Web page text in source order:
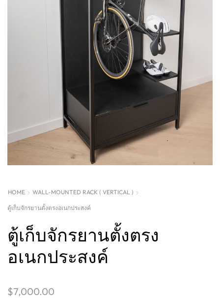
HOME WALL-MOUNTED RACK ( VERTICAL )
ตู้เก็บจักรยานตั้งตรงอเนกประสงค์
ตู้เก็บจักรยานตั้งตรง
อเนกประสงค์
$7,000.00